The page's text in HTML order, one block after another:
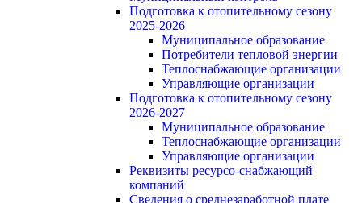
Подготовка к отопительному сезону
2025-2026
Муниципальное образование
Потребители тепловой энергии
Теплоснабжающие организации
Управляющие организации
Подготовка к отопительному сезону
2026-2027
Муниципальное образование
Теплоснабжающие организации
Управляющие организации
Реквизиты ресурсо-снабжающий
компаний
Сведения о среднезаработной плате